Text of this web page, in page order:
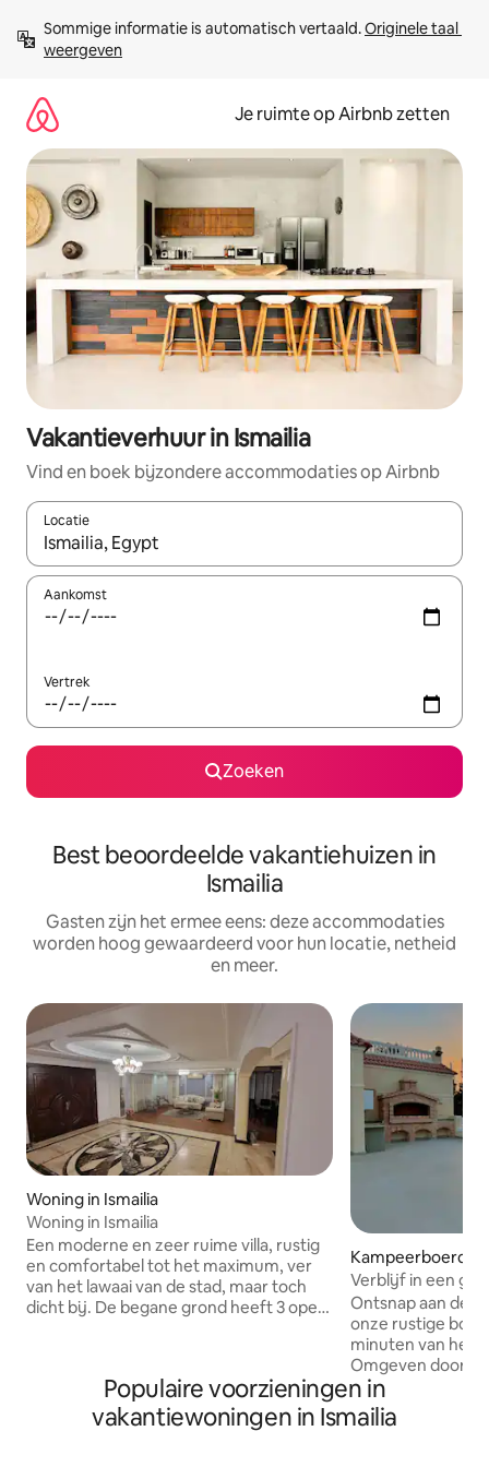
direct
naar
Sommige informatie is automatisch vertaald. Originele taal
weergeven
Je ruimte op Airbnb zetten
Vakantieverhuur in Ismailia
Vind en boek bijzondere accommodaties op Airbnb
Locatie
Wanneer er suggesties beschikbaar zijn, maak je een keuze
Aankomst
Vertrek
Zoeken
Best beoordeelde vakantiehuizen in
Ismailia
Gasten zijn het ermee eens: deze accommodaties
worden hoog gewaardeerd voor hun locatie, netheid
en meer.
Woning in Ismailia
Woning in Ismailia
Een moderne en zeer ruime villa, rustig
en comfortabel tot het maximum, ver
van het lawaai van de stad, maar toch
dicht bij. De begane grond heeft 3 open
bovenverdieping heeft 3 slaapkamers: 2
met kingsize bedden en kleedkamers,
en de derde met twee bedden, een
Verblijf in een
tuin en
Ontsnap aan de
onze rustige
minuten van het
Omgeven door
frisse lucht, biedt
landelijke
thuis. Geniet van
Populaire voorzieningen in
vakantiewoningen in Ismailia